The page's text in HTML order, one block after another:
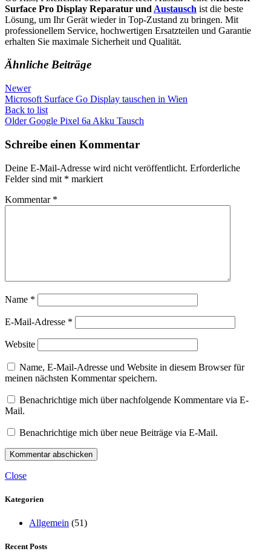
Surface Pro Display Reparatur und Austausch ist die beste
Lösung, um Ihr Gerät wieder in Top-Zustand zu bringen. Mit
professionellem Service, hochwertigen Ersatzteilen und Garantie
erhalten Sie maximale Sicherheit und Qualität.
Ähnliche Beiträge
Newer
Microsoft Surface Go Display tauschen in Wien
Back to list
Older Google Pixel 6a Akku Tausch
Schreibe einen Kommentar
Deine E-Mail-Adresse wird nicht veröffentlicht. Erforderliche
Felder sind mit * markiert
Kommentar *
Name *
E-Mail-Adresse *
Website
Name, E-Mail-Adresse und Website in diesem Browser für
meinen nächsten Kommentar speichern.
Benachrichtige mich über nachfolgende Kommentare via E-
Mail.
Benachrichtige mich über neue Beiträge via E-Mail.
Close
Kategorien
Allgemein (51)
Recent Posts